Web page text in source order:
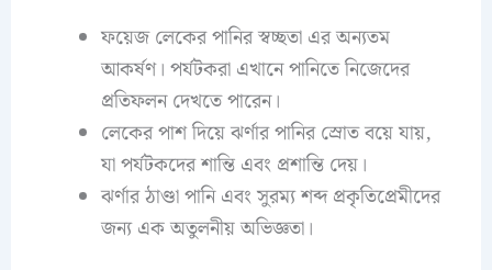
ফয়েজ লেকের পানির স্বচ্ছতা এর অন্যতম
আকর্ষণ। পর্যটকরা এখানে পানিতে নিজেদের
প্রতিফলন দেখতে পারেন।
লেকের পাশ দিয়ে ঝর্ণার পানির স্রোত বয়ে যায়,
যা পর্যটকদের শান্তি এবং প্রশান্তি দেয়।
ঝর্ণার ঠাণ্ডা পানি এবং সুরম্য শব্দ প্রকৃতিপ্রেমীদের
জন্য এক অতুলনীয় অভিজ্ঞতা।